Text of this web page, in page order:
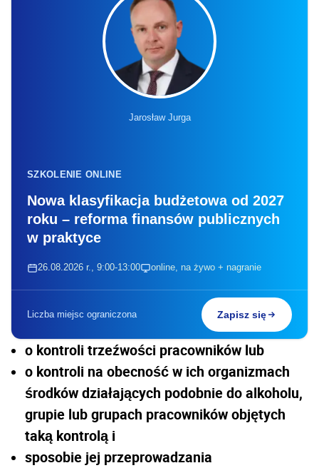
Jarosław Jurga
SZKOLENIE ONLINE
Nowa klasyfikacja budżetowa od 2027
roku – reforma finansów publicznych
w praktyce
26.08.2026 r., 9:00-13:00 online, na żywo + nagranie
Liczba miejsc ograniczona Zapisz się
o kontroli trzeźwości pracowników lub
o kontroli na obecność w ich organizmach
środków działających podobnie do alkoholu,
grupie lub grupach pracowników objętych
taką kontrolą i
sposobie jej przeprowadzania